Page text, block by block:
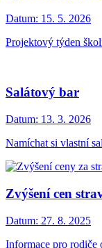
Datum: 15. 5. 2026
Projektový týden
Salátový bar
Datum: 13. 3. 2026
Namíchat si vlastní
Zvýšení cen
Datum: 27. 8. 2025
Informace pro rodiče